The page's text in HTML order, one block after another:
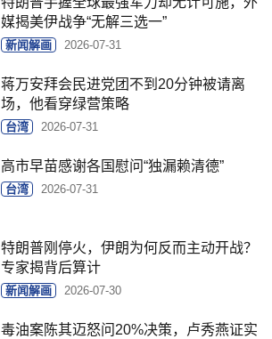
媒揭美伊战争“无解三选一”
新闻解画 2026-07-31
蒋万安拜会民进党团不到20分钟被请离
场，他看穿绿营策略
台湾 2026-07-31
高市早苗感谢各国慰问“独漏赖清德”
台湾 2026-07-31
特朗普刚停火，伊朗为何反而主动开战？
专家揭背后算计
新闻解画 2026-07-30
毒油案陈其迈怒问20%决策，卢秀燕证实